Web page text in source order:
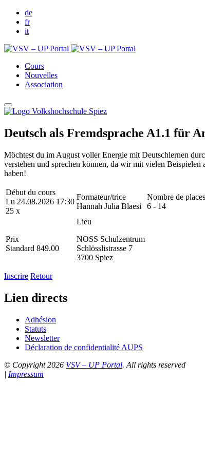
de
fr
it
Cours
Nouvelles
Association
Deutsch als Fremdsprache A1.1 für
Möchtest du im August voller Energie mit Deutschlernen
verstehen und sprechen können, da wir mit vielen
haben!
Début du cours
Lu 24.08.2026 17:30
25 x
Formateur/trice
Hannah Julia Blaesi
Nombre de places
6 - 14
Prix
Standard 849.00
Lieu
NOSS Schulzentrum
Schlösslistrasse 7
3700 Spiez
Inscrire Retour
Lien directs
Adhésion
Statuts
Newsletter
Déclaration de confidentialité AUPS
© Copyright 2026 VSV – UP Portal. All rights reserved
| Impressum